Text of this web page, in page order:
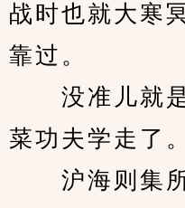
战时也就大寒
靠过。
没准儿就是
菜功夫学走了。
沪海则集所